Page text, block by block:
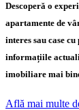
Descoperă o
apartamente de
interes sau case
informațiile
imobiliare mai
Află mai multe